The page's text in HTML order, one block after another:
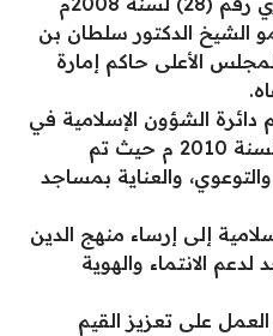
الشيخ الدكتور سلطان بن
الأعلى حاكم إمارة
الشؤون الإسلامية في
إمارة الشارقة رقم (2) لسنة 2010 م حيث تم
والعناية بمساجد
إلى إرساء منهج الدين
الانتماء والهوية
على تعزيز القيم